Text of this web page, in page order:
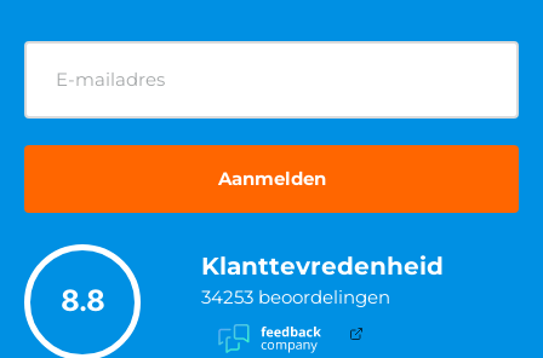
E-
mailadres
(Vereist)
8.8
Klanttevredenheid
34253 beoordelingen